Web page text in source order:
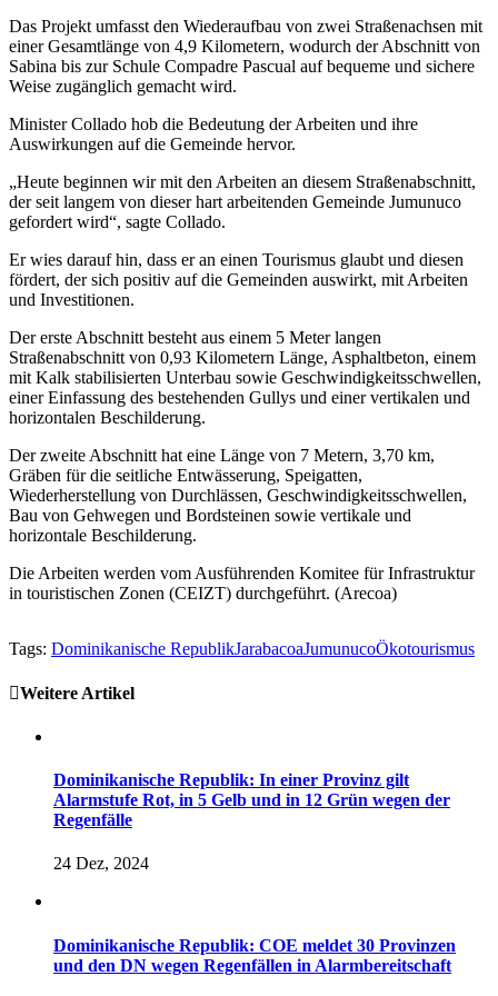
Das Projekt umfasst den Wiederaufbau von zwei Straßenachsen mit
einer Gesamtlänge von 4,9 Kilometern, wodurch der Abschnitt von
Sabina bis zur Schule Compadre Pascual auf bequeme und sichere
Weise zugänglich gemacht wird.
Minister Collado hob die Bedeutung der Arbeiten und ihre
Auswirkungen auf die Gemeinde hervor.
„Heute beginnen wir mit den Arbeiten an diesem Straßenabschnitt,
der seit langem von dieser hart arbeitenden Gemeinde Jumunuco
gefordert wird“, sagte Collado.
Er wies darauf hin, dass er an einen Tourismus glaubt und diesen
fördert, der sich positiv auf die Gemeinden auswirkt, mit Arbeiten
und Investitionen.
Der erste Abschnitt besteht aus einem 5 Meter langen
Straßenabschnitt von 0,93 Kilometern Länge, Asphaltbeton, einem
mit Kalk stabilisierten Unterbau sowie Geschwindigkeitsschwellen,
einer Einfassung des bestehenden Gullys und einer vertikalen und
horizontalen Beschilderung.
Der zweite Abschnitt hat eine Länge von 7 Metern, 3,70 km,
Gräben für die seitliche Entwässerung, Speigatten,
Wiederherstellung von Durchlässen, Geschwindigkeitsschwellen,
Bau von Gehwegen und Bordsteinen sowie vertikale und
horizontale Beschilderung.
Die Arbeiten werden vom Ausführenden Komitee für Infrastruktur
in touristischen Zonen (CEIZT) durchgeführt. (Arecoa)
Tags: Dominikanische RepublikJarabacoaJumunucoÖkotourismus
Weitere Artikel
Dominikanische Republik: In einer Provinz gilt
Alarmstufe Rot, in 5 Gelb und in 12 Grün wegen der
Regenfälle
24 Dez, 2024
Dominikanische Republik: COE meldet 30 Provinzen
und den DN wegen Regenfällen in Alarmbereitschaft